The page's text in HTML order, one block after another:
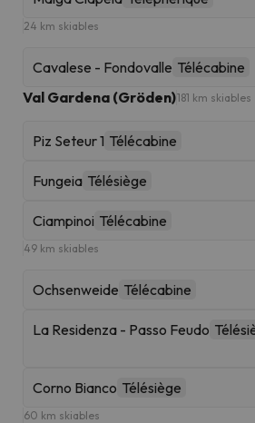
24 km skiables
Cavalese - Fondovalle Télécabine
Val Gardena (Gröden)181 km skiables
Piz Seteur 1 Télécabine
Fungeia Télésiège
Ciampinoi Télécabine
49 km skiables
Ochsenweide Télécabine
La Residenza - Passo Feudo
Corno Bianco Télésiège
60 km skiables